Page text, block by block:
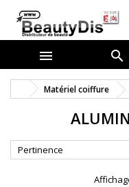
 
Matériel coiffure
Pertinence